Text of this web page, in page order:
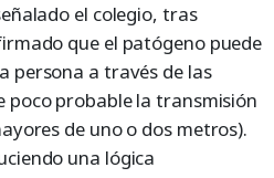
el colegio, tras
que el patógeno puede
persona a través de las
poco probable la transmisión
de uno o dos metros).
una lógica